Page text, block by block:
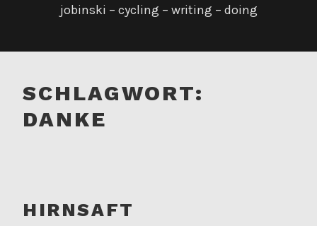
jobinski – cycling – writing – doing
SCHLAGWORT:
DANKE
HIRNSAFT